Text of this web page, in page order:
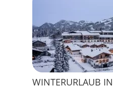
WINTERURLAUB